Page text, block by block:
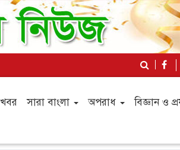
খবর সারা বাংলা অপরাধ
বিজ্ঞান ও